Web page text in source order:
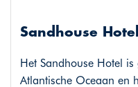
Sandhouse Hotel
Het Sandhouse Hotel
Atlantische Oceaan en